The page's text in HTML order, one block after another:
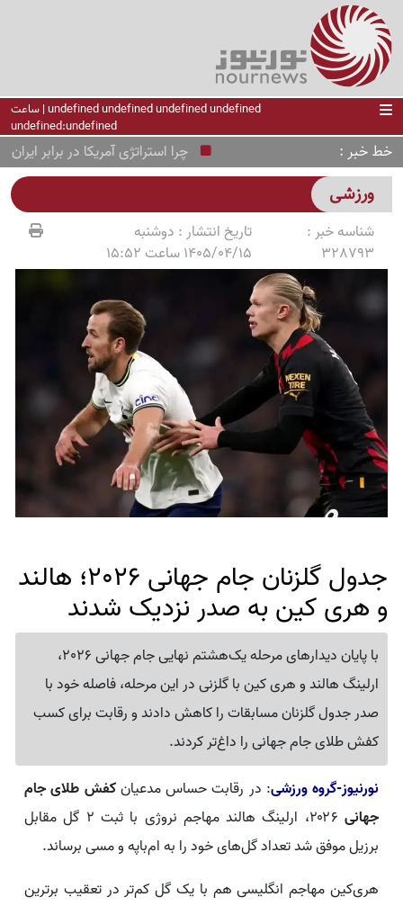
undefined undefined undefined undefined | ساعت
undefined:undefined
خط خبر چرا استراتژی آمریکا در برابر
ورزشی
شناسه خبر :
328793
تاریخ انتشار : دوشنبه
1405/04/15 ساعت 15:52
جدول گلزنان جام جهانی 2026؛ هالند
و هری کین به صدر نزدیک شدند
با پایان دیدارهای مرحله یک‌هشتم نهایی جام جهانی 2026،
ارلینگ هالند و هری کین با گلزنی در این مرحله، فاصله خود با
صدر جدول گلزنان مسابقات را کاهش دادند و رقابت برای کسب
کفش طلای جام جهانی را داغ‌تر کردند.
نورنیوز-گروه ورزشی: در رقابت حساس مدعیانکفش طلای جام
جهانی
۲۰۲۶، ارلینگ هالند مهاجم نروژی با ثبت ۲ گل مقابل
برزیل موفق شد تعداد گل‌های خود را به ام‌باپه و مسی برساند.
هری‌کین مهاجم انگلیسی هم با یک گل کم‌تر در تعقیب برترین